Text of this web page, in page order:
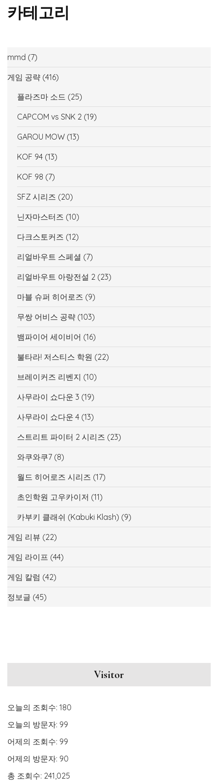
카테고리
mmd (7)
게임 공략 (416)
플라즈마 소드 (25)
CAPCOM vs SNK 2 (19)
GAROU MOW (13)
KOF 94 (13)
KOF 98 (7)
SFZ 시리즈 (20)
닌자마스터즈 (10)
다크스토커즈 (12)
리얼바우트 스페셜 (7)
리얼바우트 아랑전설 2 (23)
마블 슈퍼 히어로즈 (9)
무쌍 어비스 공략 (103)
뱀파이어 세이비어 (16)
불타라! 저스티스 학원 (22)
브레이커즈 리벤지 (10)
사무라이 쇼다운 3 (19)
사무라이 쇼다운 4 (13)
스트리트 파이터 2 시리즈 (23)
와쿠와쿠7 (8)
월드 히어로즈 시리즈 (17)
초인학원 고우카이저 (11)
카부키 클래쉬 (Kabuki Klash) (9)
게임 리뷰 (22)
게임 라이프 (44)
게임 칼럼 (42)
정보글 (45)
Visitor
오늘의 조회수: 180
오늘의 방문자: 99
어제의 조회수: 99
어제의 방문자: 90
총 조회수: 241,025